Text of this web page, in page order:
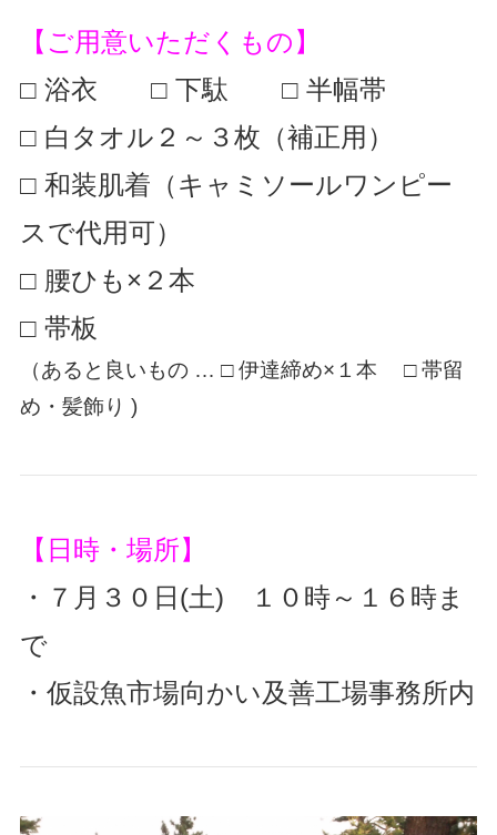
【ご用意いただくもの】
□ 浴衣 □ 下駄 □ 半幅帯
□ 白タオル２～３枚（補正用）
□ 和装肌着（キャミソールワンピー
スで代用可）
□ 腰ひも×２本
□ 帯板
（あると良いもの … □ 伊達締め×１本 □ 帯留
め・髪飾り )
【日時・場所】
・７月３０日(土) １０ 時～１６時ま
で
・仮設魚市場向かい及善工場事務所内